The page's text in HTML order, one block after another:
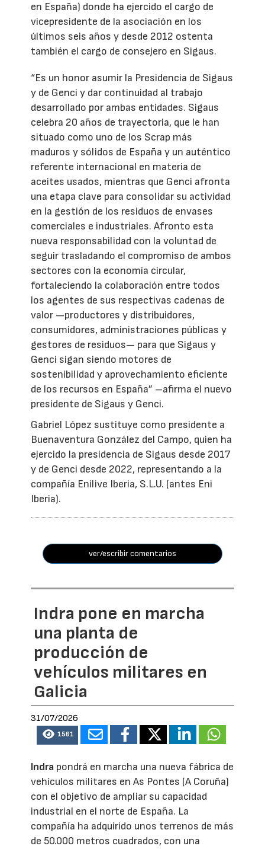
en España) donde ha ejercido el cargo de
vicepresidente de la asociación en los
últimos seis años y desde 2012 ostenta
también el cargo de consejero en Sigaus.
“Es un honor asumir la Presidencia de Sigaus
y de Genci y dar continuidad al trabajo
desarrollado por ambas entidades. Sigaus
celebra 20 años de trayectoria, que le han
situado como uno de los Scrap más
maduros y sólidos de España y un auténtico
referente internacional en materia de
aceites usados, mientras que Genci afronta
una etapa clave para consolidar su actividad
en la gestión de los residuos de envases
comerciales e industriales. Afronto esta
nueva responsabilidad con la voluntad de
seguir trasladando el compromiso de ambos
sectores con la economía circular,
fortaleciendo la colaboración entre todos
los agentes de sus respectivas cadenas de
valor —productores y distribuidores,
consumidores, administraciones públicas y
gestores de residuos— para que Sigaus y
Genci sigan siendo motores de
sostenibilidad y aprovechamiento eficiente
de los recursos en España” –afirma el nuevo
presidente de Sigaus y Genci.
Gabriel López sustituye como presidente a
Buenaventura González del Campo, quien ha
ejercido la presidencia de Sigaus desde 2017
y de Genci desde 2022, representando a la
compañía Enilive Iberia, S.L.U. (antes Eni
Iberia).
ver/escribir comentarios
Indra pone en marcha
una planta de
producción de
vehículos militares en
Galicia
31/07/2026
1561
Indra pondrá en marcha una nueva fábrica de
vehículos militares en As Pontes (A Coruña)
con el objetivo de ampliar su capacidad
industrial en el norte de España. La
compañía ha adquirido unos terrenos de más
de 50.000 metros cuadrados, con una